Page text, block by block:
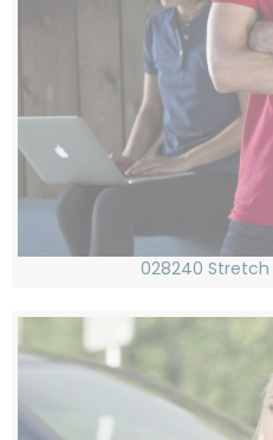
028240 Stretch